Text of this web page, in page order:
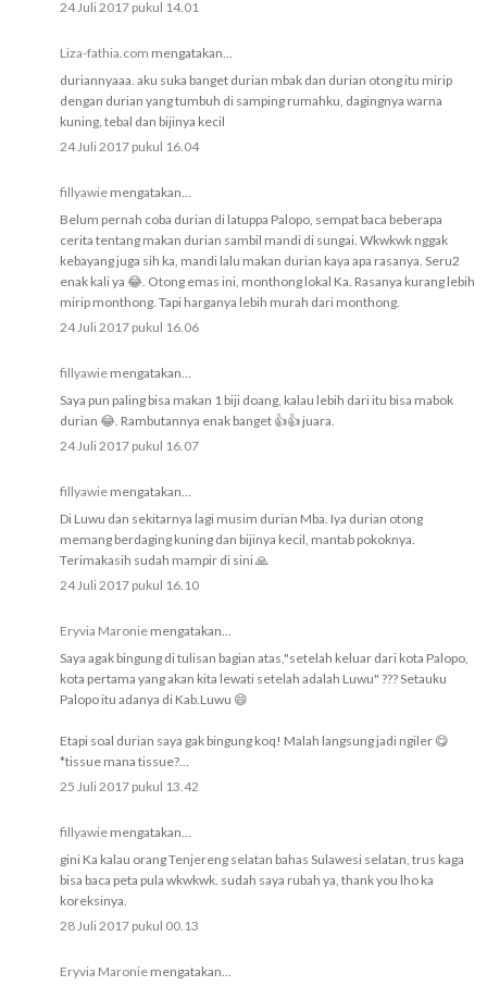
24 Juli 2017 pukul 14.01
Liza-fathia.com mengatakan...
duriannyaaa. aku suka banget durian mbak dan durian otong itu mirip
dengan durian yang tumbuh di samping rumahku, dagingnya warna
kuning, tebal dan bijinya kecil
24 Juli 2017 pukul 16.04
fillyawie mengatakan...
Belum pernah coba durian di latuppa Palopo, sempat baca beberapa
cerita tentang makan durian sambil mandi di sungai. Wkwkwk nggak
kebayang juga sih ka, mandi lalu makan durian kaya apa rasanya. Seru2
enak kali ya 😂. Otong emas ini, monthong lokal Ka. Rasanya kurang lebih
mirip monthong. Tapi harganya lebih murah dari monthong.
24 Juli 2017 pukul 16.06
fillyawie mengatakan...
Saya pun paling bisa makan 1 biji doang, kalau lebih dari itu bisa mabok
durian 😂. Rambutannya enak banget 👍👍 juara.
24 Juli 2017 pukul 16.07
fillyawie mengatakan...
Di Luwu dan sekitarnya lagi musim durian Mba. Iya durian otong
memang berdaging kuning dan bijinya kecil, mantab pokoknya.
Terimakasih sudah mampir di sini 🙏
24 Juli 2017 pukul 16.10
Eryvia Maronie mengatakan...
Saya agak bingung di tulisan bagian atas,"setelah keluar dari kota Palopo,
kota pertama yang akan kita lewati setelah adalah Luwu" ??? Setauku
Palopo itu adanya di Kab.Luwu 😄
Etapi soal durian saya gak bingung koq! Malah langsung jadi ngiler 😋
*tissue mana tissue?...
25 Juli 2017 pukul 13.42
fillyawie mengatakan...
gini Ka kalau orang Tenjereng selatan bahas Sulawesi selatan, trus kaga
bisa baca peta pula wkwkwk. sudah saya rubah ya, thank you lho ka
koreksinya.
28 Juli 2017 pukul 00.13
Eryvia Maronie mengatakan...